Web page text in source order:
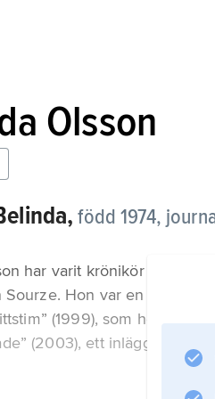
Olsson
född 1974,
har varit krönikör och
Hon var en av
(1999), som hon även
(2003), ett inlägg i den